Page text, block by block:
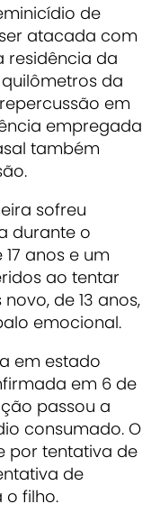
de
atacada com
residência da
quilômetros da
em
empregada
também
sofreu
durante o
anos e um
ao tentar
de 13 anos,
emocional.
em estado
em 6 de
passou a
consumado. O
por tentativa de
de
filho.